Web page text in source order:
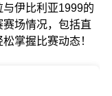
伊比利亚1999的
场情况，包括直
掌握比赛动态！